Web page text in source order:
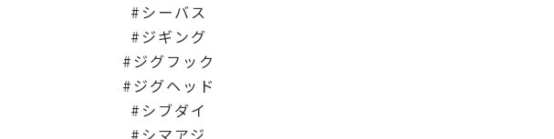
シーバス
ジギング
ジグフック
ジグヘッド
シブダイ
シマアジ